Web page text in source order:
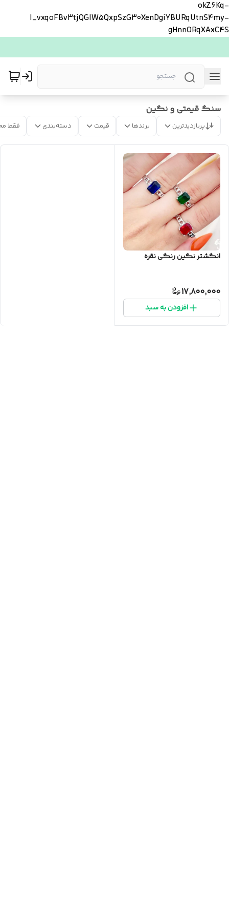
okZ6Kq-
l_vxqoFBv3tjQGlW5QxpSzG30XenDgiYBURqUtnS4my-
gHnnORqXAxC4S
سنگ قیمتی و نگین
پربازدیدترین برندها قیمت دسته‌بندی فقط
انگشتر نگین رنگی نقره
17,800,000
افزودن به سبد